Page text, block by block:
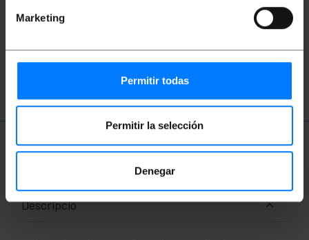
Marketing
Permitir todas
Permitir la selección
Denegar
Més informació
Descripció